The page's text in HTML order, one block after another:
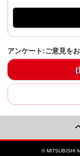
アンケート:ご意見を
(
© MITSUBISHI